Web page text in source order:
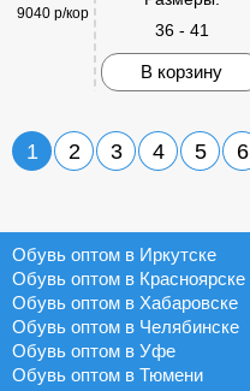
9040 р/кор
36 - 41
В корзину
1 2 3 4 5 6
Обувь оптом в Иркутске
Обувь оптом в Красноярске
Обувь оптом в Хабаровске
Обувь оптом в Челябинске
Обувь оптом в Уфе
Обувь оптом в Тюмени